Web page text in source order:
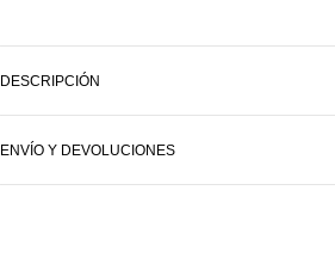
DESCRIPCIÓN
ENVÍO Y DEVOLUCIONES